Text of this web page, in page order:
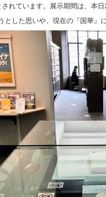
れています。展示期間は、本日
した思いや、現在の『国華』